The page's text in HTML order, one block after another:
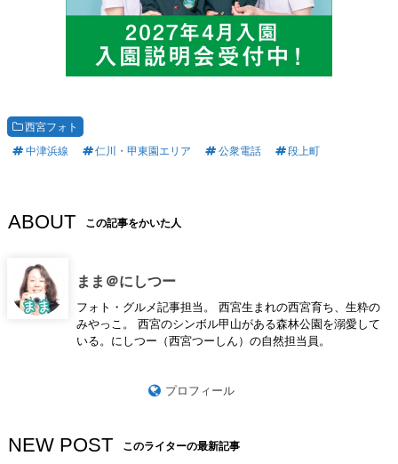
西宮フォト
中津浜線
仁川・甲東園エリア 公衆電話 段上町
ABOUT この記事をかいた人
まま＠にしつー
フォト・グルメ記事担当。 西宮生まれの西宮育ち、生粋の
みやっこ。 西宮のシンボル甲山がある森林公園を溺愛して
いる。にしつー（西宮つーしん）の自然担当員。
プロフィール
NEW POST このライターの最新記事